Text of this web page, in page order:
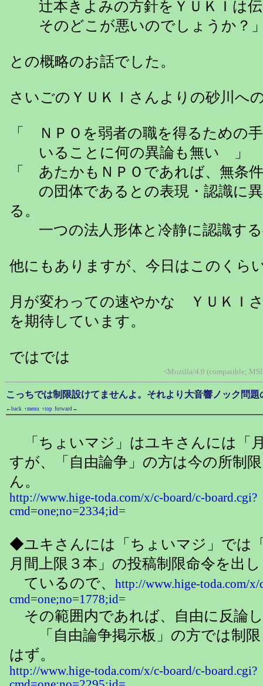
辻本きよみの方針をＹＵＫＩは伝
そのどこが悪いのでしょうか？
との概略のお話でした。
さいごのＹＵＫＩさんよりの砂川へ
「 ＮＰＯを弱者の職を得るための
いることに何の異論も無い 」
「 あたかもＮＰＯであれば、無条
の団体であるとの表現・認識に
る。
一つの法人形体と冷静に認識する
他にもありますが、今日はこのくら
月が変わっての速やかな ＹＵＫＩ
を期待しています。
ではでは
<Mozilla/4.0 (compatible;
こっちでは制限設けてませんよ。それより大音響ノック問題
←back ↑menu ↑top forward→
「ちょいマジ」はユキさんには「
すが、「自由論争」の方は今の所制
ん。
http://www.hige-toda.com/x/c-board/c-board.cgi?
cmd=one;no=2334;id=
◆ユキさんには「ちょいマジ」では
月間上限３本」の投稿制限命令を出し
ているので、
http://www.hige-toda.com/x/
cmd=one;no=1778;id=
その範囲内であれば、自由に反論
「自由論争掲示板」の方では制限
はず。
http://www.hige-toda.com/x/c-board/c-board.cgi?